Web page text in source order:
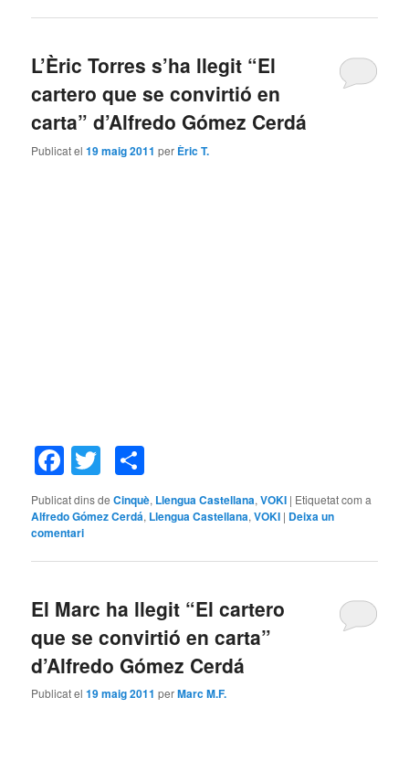
L’Èric Torres s’ha llegit “El
cartero que se convirtió en
carta” d’Alfredo Gómez Cerdá
Publicat el19 maig 2011 per Èric T.
Facebook
Twitter
Publicat dins de Cinquè, Llengua Castellana,VOKI | Etiquetat com a
Alfredo Gómez Cerdá, Llengua Castellana,VOKI | Deixa un
comentari
El Marc ha llegit “El cartero
que se convirtió en carta”
d’Alfredo Gómez Cerdá
Publicat el19 maig 2011 perMarc M.F.